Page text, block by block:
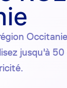
jusqu'à 50